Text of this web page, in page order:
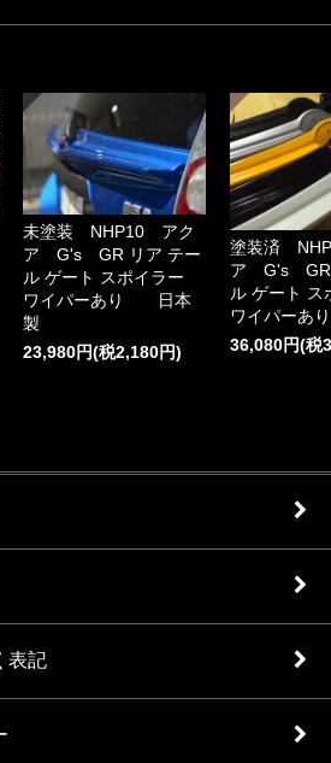
未塗装 NHP10 アク
ア G's GR リア テー
ル ゲート スポイラー
ワイパーあり 日本
製
23,980円(税2,180円)
塗装済
ア G's GR
ル ゲート
ワイパーあ
36,080円(税
表記